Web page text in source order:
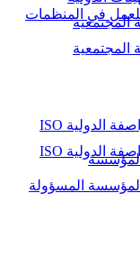
المجتمعية
المنظمات الحاصلة على المواصفة الدولية ISO
للعمل في المنظمات
المجتمعية
المنظمات الحاصلة على المواصفة الدولية ISO
المسؤولة